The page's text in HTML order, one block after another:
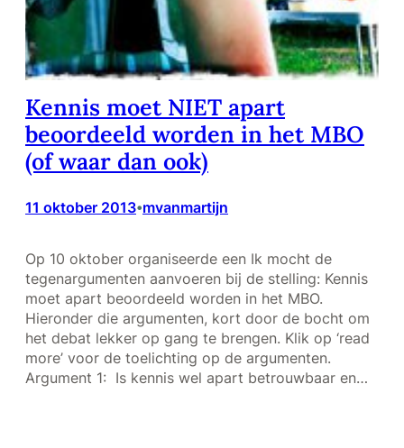
Kennis moet NIET apart
beoordeeld worden in het MBO
(of waar dan ook)
11 oktober 2013•mvanmartijn
Op 10 oktober organiseerde een Ik mocht de
tegenargumenten aanvoeren bij de stelling: Kennis
moet apart beoordeeld worden in het MBO.
Hieronder die argumenten, kort door de bocht om
het debat lekker op gang te brengen. Klik op ‘read
more’ voor de toelichting op de argumenten.
Argument 1: Is kennis wel apart betrouwbaar en…